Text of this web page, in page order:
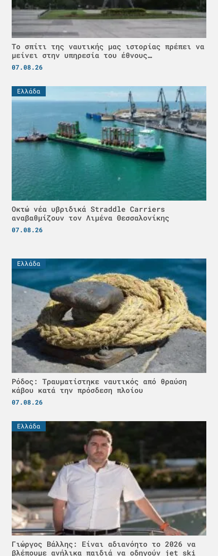
Το σπίτι της ναυτικής μας ιστορίας πρέπει να
μείνει στην υπηρεσία του έθνους…
07.08.26
Ελλάδα
Οκτώ νέα υβριδικά Straddle Carriers
αναβαθμίζουν τον Λιμένα Θεσσαλονίκης
07.08.26
Ελλάδα
Ρόδος: Τραυματίστηκε ναυτικός από θραύση
κάβου κατά την πρόσδεση πλοίου
07.08.26
Ελλάδα
Γιώργος Βάλλης: Είναι αδιανόητο το 2026 να
βλέπουμε ανήλικα παιδιά να οδηγούν jet ski